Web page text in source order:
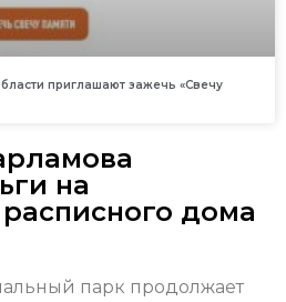
приглашают зажечь «Свечу
на
дома
парк продолжает